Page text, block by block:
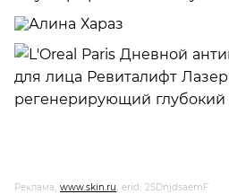
Реклама, www.skin.ru, erid: 2SDnjdsaemF